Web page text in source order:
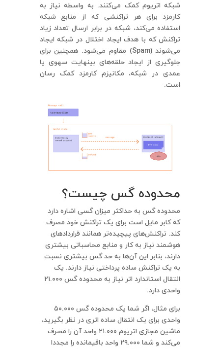
شبکه اتریوم کمک می‌کنند. به واسطه نیاز به
کارمزد برای هر تراکنشی که از منابع شبکه
استفاده می‌کند، شبکه در برابر ارسال تعداد زیاد
تراکنش که با هدف ایجاد اختلال در شبکه ایجاد
می‌شوند (Spam) مقاوم می‌شود. همچنین برای
جلوگیری از ایجاد حلقه‌های بینهایت سهوی یا
عمدی در شبکه، مکانیزم کارمزد کمک رسان
است.
محدوده گس چیست؟
محدوده گس به حداکثر میزان گسی اشاره دارد
که کابر مایل است برای یک تراکنش خود مصرف
کند. تراکنش‌های پیچیده‌تر همانند قراردادهای
هوشمند نیاز به کار و منابع محاسباتی بیشتری
دارند، بنابر این آن‌ها به حد گس بیشتری نسبت
به یک تراکنش ساده پرداختی نیاز دارند. یک
انتقال استاندارد اتر نیاز به محدوده گس ۲۱.۰۰۰
واحدی دارد.
برای مثال، اگر شما یک محدوده گس ۵۰.۰۰۰
واحدی برای یک انتقال ساده اتری در نظر بگیرید،
ماشین مجازی اتریوم ۲۱.۰۰۰ واحد آن را مصرف
می‌کند و شما ۲۹.۰۰۰ واحد باقیمانده را مجددا